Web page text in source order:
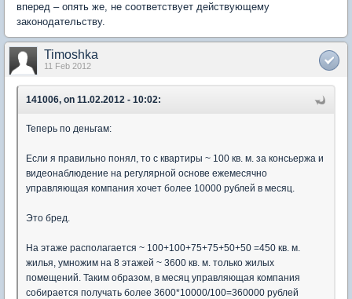
вперед – опять же, не соответствует действующему
законодательству.
Timoshka
11 Feb 2012
141006, on 11.02.2012 - 10:02:
Теперь по деньгам:
Если я правильно понял, то с квартиры ~ 100 кв. м. за консьержа и
видеонаблюдение на регулярной основе ежемесячно
управляющая компания хочет более 10000 рублей в месяц.
Это бред.
На этаже располагается ~ 100+100+75+75+50+50 =450 кв. м.
жилья, умножим на 8 этажей ~ 3600 кв. м. только жилых
помещений. Таким образом, в месяц управляющая компания
собирается получать более 3600*10000/100=360000 рублей